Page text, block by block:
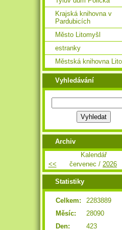
Krajská knihovna v
Pardubicích
Město Litomyšl
estranky
Městská knihovna
Vyhledávání
Archiv
Kalendář
<<
červenec / 2026
Statistiky
Celkem:
2283889
Měsíc:
28090
Den:
423